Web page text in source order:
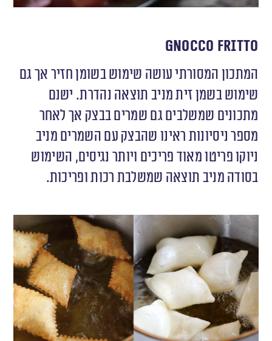
Gnocco Fritto
המתכון המסורתי עושה שימוש בשומן חזיר אך גם
שימוש בשמן זית מניב תוצאה נהדרת. ישנם
מתכונים שמשלבים גם שמרים בבצק אך לאחר
מספר ניסיונות ראינו שהבצק עם השמרים מניב
ניוקו פריטו מאוד פריכים ויותר נגיסים, השימוש
בסודה מניב תוצאה שמשלבת רכות ופריכות.